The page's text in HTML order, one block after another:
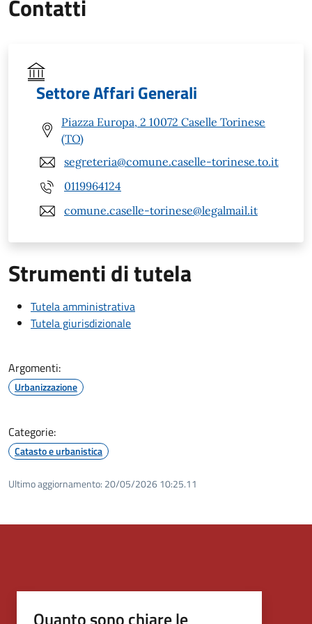
Contatti
Settore Affari Generali
Piazza Europa, 2 10072 Caselle Torinese
(TO)
segreteria@comune.caselle-torinese.to.it
0119964124
comune.caselle-torinese@legalmail.it
Strumenti di tutela
Tutela amministrativa
Tutela giurisdizionale
Argomenti:
Urbanizzazione
Categorie:
Catasto e urbanistica
Ultimo aggiornamento: 20/05/2026 10:25.11
Quanto sono chiare le